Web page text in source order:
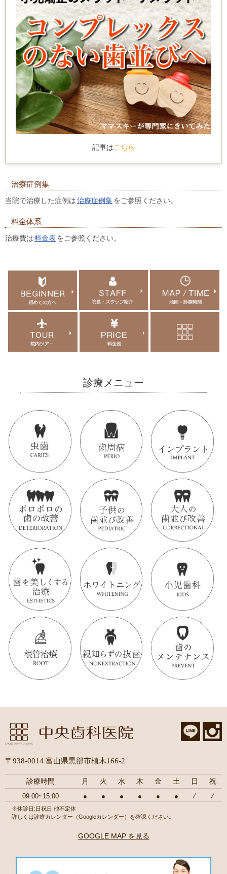
記事は こちら
治療症例集
当院で治療した症例は治療症例集をご参照ください。
料金体系
治療費は料金表 をご参照ください。
診療メニュー
〒938-0014 富山県黒部市植木166-2
診療時間 月 火 水 木 金 土 日 祝
09:00~15:00 ● ● ● ● ● ● ⁄ ⁄
※休診日:日祝日 他不定休
詳しくは診療カレンダー（Googleカレンダー）を確認ください。
GOOGLE MAP を見る